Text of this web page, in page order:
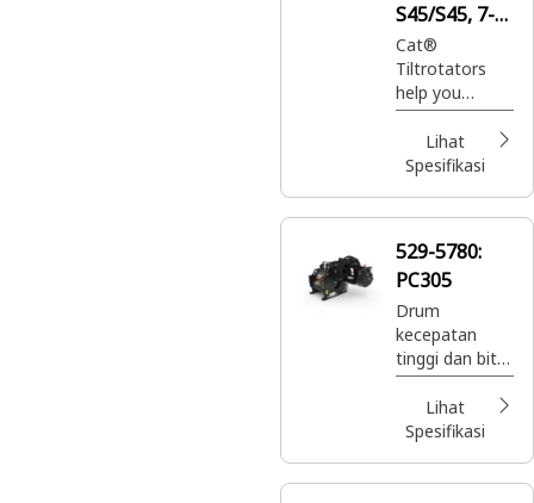
S45/S45, 7-
10 Ton Mini
Excavators
Cat®
Tiltrotators
help you
maneuver
obstacles in
your work area
need for
your machine.
Lihat
Spesifikasi
529-5780:
PC305
Drum
kecepatan
tinggi dan bit
kerucut
dengan cepat
menyingkirkan
beton sebelum
Lihat
Spesifikasi